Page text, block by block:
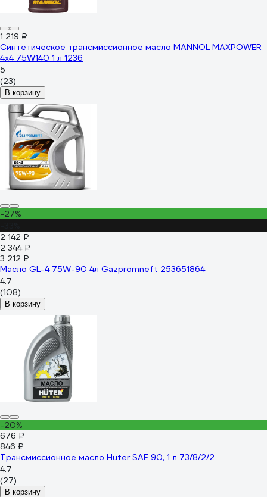
1 219 ₽
Синтетическое трансмиссионное масло MANNOL MAXPOWER
4x4 75W140 1 л 1236
5
(23)
В корзину
-27%
2 142 ₽
2 344 ₽
3 212 ₽
Масло GL-4 75W-90 4л Gazpromneft 253651864
4.7
(108)
В корзину
-20%
676 ₽
846 ₽
Трансмиссионное масло Huter SAE 90, 1 л 73/8/2/2
4.7
(27)
В корзину